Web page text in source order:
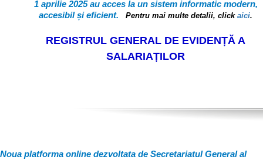
1 aprilie 2025 au acces la un sistem informatic modern,
accesibil și eficient.
Pentru mai multe detalii, click aici.
REGISTRUL GENERAL DE EVIDENȚĂ A
SALARIAȚILOR
Noua platforma online dezvoltata de Secretariatul General al